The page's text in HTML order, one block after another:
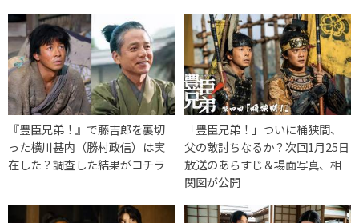
『豊臣兄弟！』で藤吉郎を裏切
った横川甚内（勝村政信）は実
在した？調査した結果がコチラ
「豊臣兄弟！」ついに桶狭間、
父の敵討ちなるか？次回1月25日
放送のあらすじ＆場面写真、相
関図が公開